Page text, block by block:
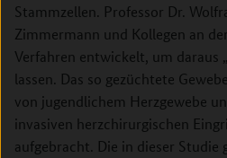
Stammzellen. Professor Dr.
Zimmermann und Kollegen an
Verfahren entwickelt, um daraus
lassen. Das so gezüchtete
von jugendlichem Herzgewebe
invasiven herzchirurgischen
aufgebracht. Die in dieser